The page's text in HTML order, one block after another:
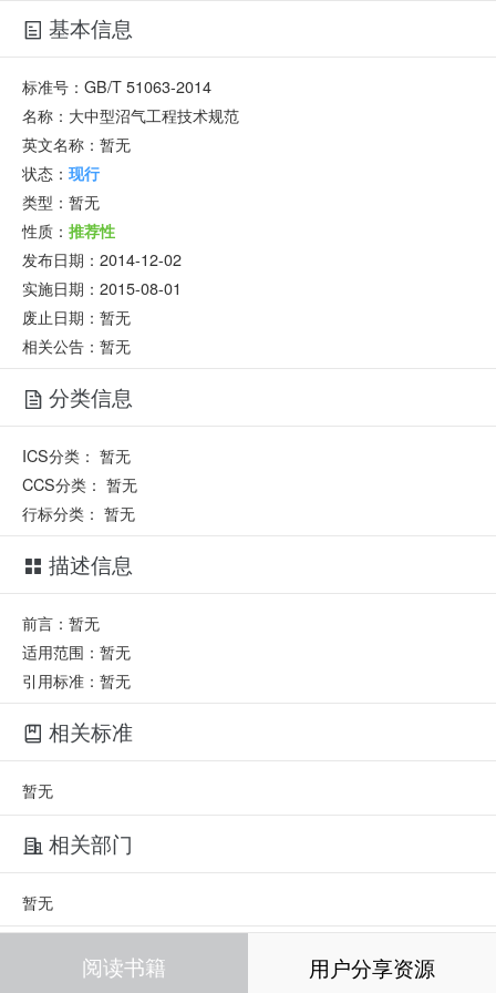
基本信息
标准号： GB/T 51063-2014
名称： 大中型沼气工程技术规范
英文名称： 暂无
状态： 现行
类型： 暂无
性质： 推荐性
发布日期： 2014-12-02
实施日期： 2015-08-01
废止日期： 暂无
相关公告：暂无
分类信息
ICS分类： 暂无
CCS分类： 暂无
行标分类： 暂无
描述信息
前言：暂无
适用范围：暂无
引用标准：暂无
相关标准
暂无
相关部门
暂无
相关人员
阅读书籍 用户分享资源